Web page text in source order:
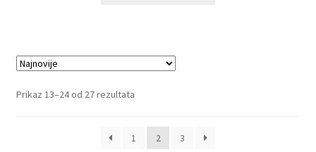
Prikaz 13–24 od 27 rezultataSortirano
najnovijem
1
2 3